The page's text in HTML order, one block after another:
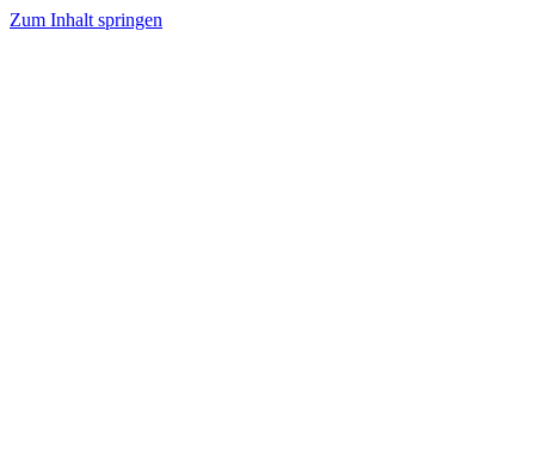
Zum Inhalt springen